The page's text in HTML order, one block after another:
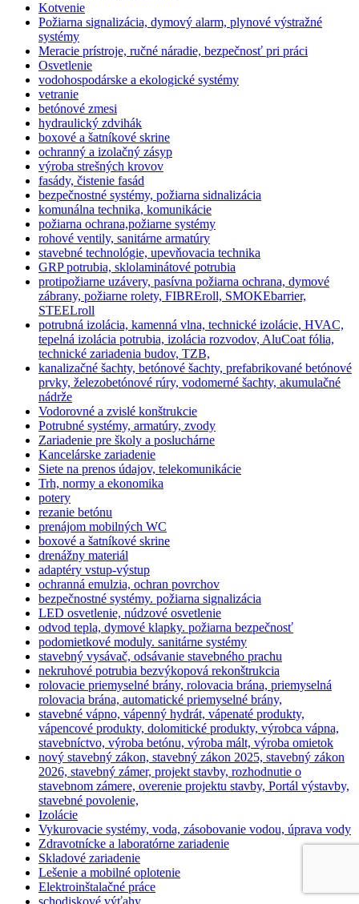
Kotvenie
Požiarna signalizácia, dymový alarm, plynové výstražné
systémy
Meracie prístroje, ručné náradie, bezpečnosť pri práci
Osvetlenie
vodohospodárske a ekologické systémy
vetranie
betónové zmesi
hydraulický zdvihák
boxové a šatníkové skrine
ochranný a izolačný zásyp
výroba strešných krovov
fasády, čistenie fasád
bezpečnostné systémy, požiarna sidnalizácia
komunálna technika, komunikácie
požiarna ochrana,požiarne systémy
rohové ventily, sanitárne armatúry
stavebné technológie, upevňovacia technika
GRP potrubia, sklolaminátové potrubia
protipožiarne uzávery, pasívna požiarna ochrana, dymové
zábrany, požiarne rolety, FIBREroll, SMOKEbarrier,
STEELroll
potrubná izolácia, kamenná vlna, technické izolácie, HVAC,
tepelná izolácia potrubia, izolácia rozvodov, AluCoat fólia,
technické zariadenia budov, TZB,
kanalizačné šachty, betónové šachty, prefabrikované betónové
prvky, železobetónové rúry, vodomerné šachty, akumulačné
nádrže
Vodorovné a zvislé konštrukcie
Potrubné systémy, armatúry, zvody
Zariadenie pre školy a posluchárne
Kancelárske zariadenie
Siete na prenos údajov, telekomunikácie
Trh, normy a ekonomika
potery
rezanie betónu
prenájom mobilných WC
boxové a šatníkové skrine
drenážny materiál
adaptéry vstup-výstup
ochranná emulzia, ochran povrchov
bezpečnostné systémy. požiarna signalizácia
LED osvetlenie, núdzové osvetlenie
odvod tepla, dymové klapky. požiarna bezpečnosť
podomietkové moduly. sanitárne systémy
stavebný vysávač, odsávanie stavebného prachu
nekruhové potrubia bezvýkopová rekonštrukcia
rolovacie priemyselné brány, rolovacia brána, priemyselná
rolovacia brána, automatické priemyselné brány,
stavebné vápno, vápenný hydrát, vápenaté produkty,
vápencové produkty, dolomitické produkty, výrobca vápna,
stavebníctvo, výroba betónu, výroba mált, výroba omietok
nový stavebný zákon, stavebný zákon 2025, stavebný zákon
2026, stavebný zámer, projekt stavby, rozhodnutie o
stavebnom zámere, overenie projektu stavby, Portál výstavby,
stavebné povolenie,
Izolácie
Vykurovacie systémy, voda, zásobovanie vodou, úprava vody
Zdravotnícke a laboratórne zariadenie
Skladové zariadenie
Lešenie a mobilné oplotenie
Elektroinštalačné práce
schodiskové výťahy